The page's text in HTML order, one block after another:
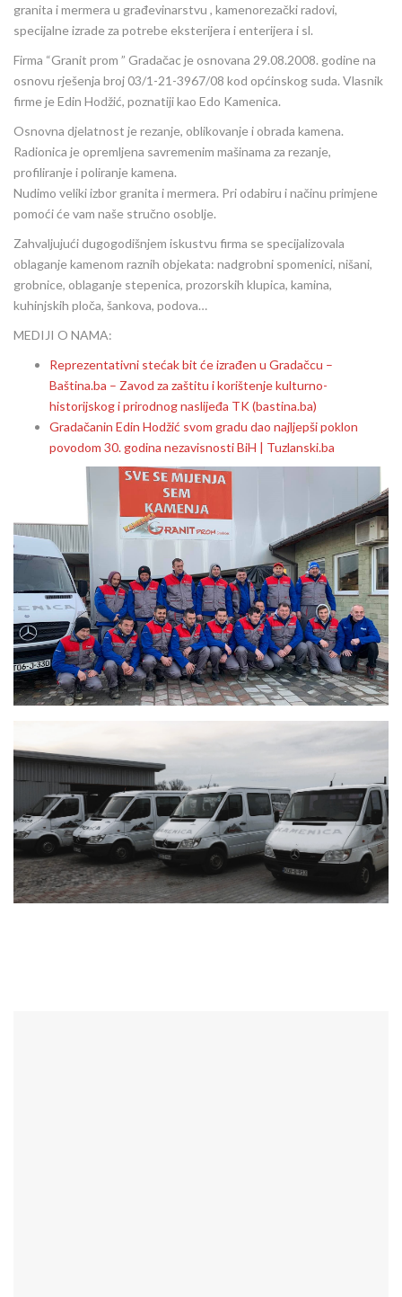
granita i mermera u građevinarstvu , kamenorezački radovi,
specijalne izrade za potrebe eksterijera i enterijera i sl.
Firma “Granit prom ” Gradačac je osnovana 29.08.2008. godine na
osnovu rješenja broj 03/1-21-3967/08 kod općinskog suda. Vlasnik
firme je Edin Hodžić, poznatiji kao Edo Kamenica.
Osnovna djelatnost je rezanje, oblikovanje i obrada kamena.
Radionica je opremljena savremenim mašinama za rezanje,
profiliranje i poliranje kamena.
Nudimo veliki izbor granita i mermera. Pri odabiru i načinu primjene
pomoći će vam naše stručno osoblje.
Zahvaljujući dugogodišnjem iskustvu firma se specijalizovala
oblaganje kamenom raznih objekata: nadgrobni spomenici, nišani,
grobnice, oblaganje stepenica, prozorskih klupica, kamina,
kuhinjskih ploča, šankova, podova…
MEDIJI O NAMA:
Reprezentativni stećak bit će izrađen u Gradačcu –
Baština.ba – Zavod za zaštitu i korištenje kulturno-
historijskog i prirodnog naslijeđa TK (bastina.ba)
Gradačanin Edin Hodžić svom gradu dao najljepši poklon
povodom 30. godina nezavisnosti BiH | Tuzlanski.ba